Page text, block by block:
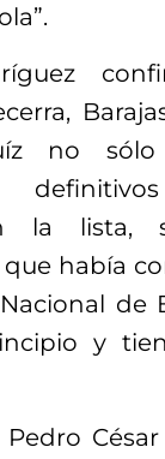
no
la lista,
que había
de
y
César